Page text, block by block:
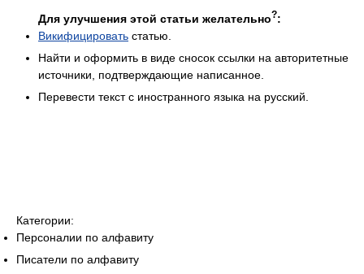
Для улучшения этой статьи желательно?:
Викифицировать статью.
Найти и оформить в виде сносок ссылки на авторитетные
источники, подтверждающие написанное.
Перевести текст с иностранного языка на русский.
Категории:
Персоналии по алфавиту
Писатели по алфавиту